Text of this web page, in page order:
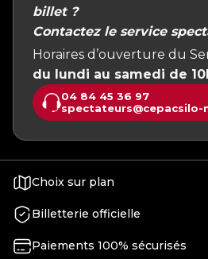
billet ?
Contactez le service
Horaires d’ouverture du
du lundi au samedi de
04 84 45 36 97
Choix sur plan
Billetterie officielle
Paiements 100% sécurisés